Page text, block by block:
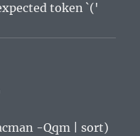
token `('
-Qqm | sort)